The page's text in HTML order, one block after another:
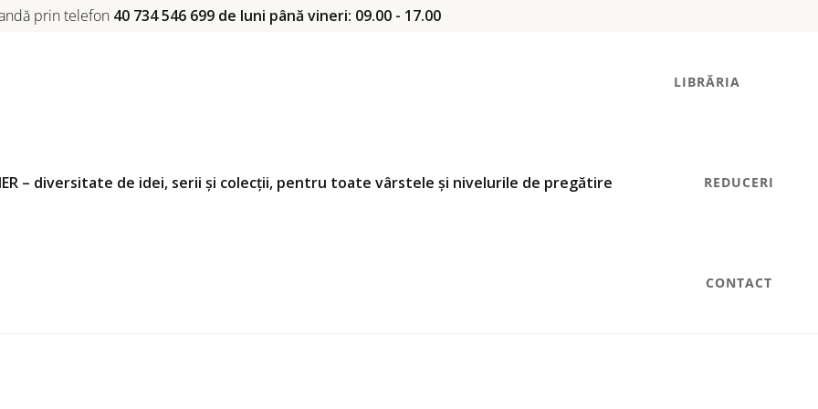
prin telefon 40 734 546 699 de luni până vineri: 09.00 - 17.00
LIBRĂRIA
REDUCERI
CONTACT